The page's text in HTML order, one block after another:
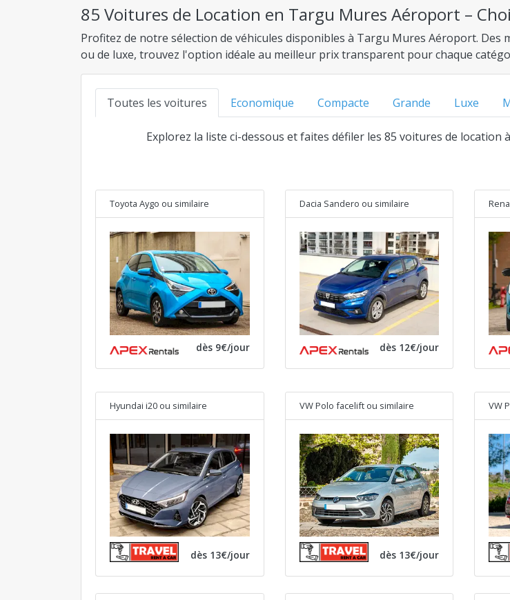
85 Voitures de Location en Targu Mures Aéroport –
Profitez de notre sélection de véhicules disponibles à Targu Mures Aéroport. Des
ou de luxe, trouvez l'option idéale au meilleur prix transparent pour chaque
Toutes les voitures Economique Compacte Grande Luxe
Explorez la liste ci-dessous et faites défiler les 85 voitures de
Toyota Aygo ou similaire
dès 9€/jour
Dacia Sandero ou similaire
dès 12€/jour
Hyundai i20 ou similaire
dès 13€/jour
VW Polo facelift ou similaire
dès 13€/jour
VW